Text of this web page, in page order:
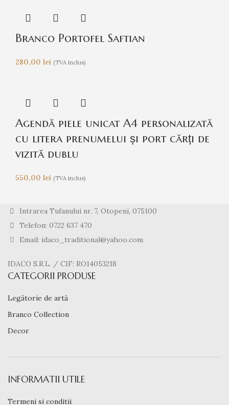
Branco Portofel Saftian
280,00 lei (TVA inclus)
Agendă piele unicat A4 personalizată
cu litera prenumelui și port cărți de
vizită dublu
550,00 lei (TVA inclus)
Intrarea Tufanului nr. 7, Otopeni, 075100
Telefon: 0722 637 470
Email: idaco_traditional@yahoo.com
IDACO S.R.L. / CIF: RO14053218
CATEGORII PRODUSE
Legătorie de artă
Branco Collection
Decor
INFORMATII UTILE
Termeni si conditii